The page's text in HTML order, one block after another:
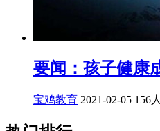
要闻：孩子健康
宝鸡教育 2021-02-05 156